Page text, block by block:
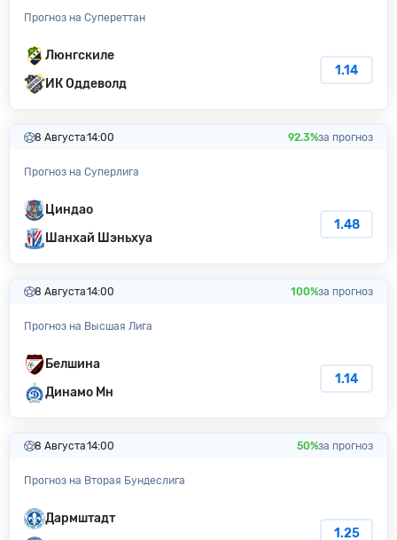
Прогноз на Супереттан
Люнгскиле
ИК Оддеволд
1.14
8 Августа14:00 92.3%за прогноз
Прогноз на Суперлига
Циндао
Шанхай Шэньхуа
1.48
8 Августа14:00 100%за прогноз
Прогноз на Высшая Лига
Белшина
Динамо Мн
1.14
8 Августа14:00 50%за прогноз
Прогноз на Вторая Бундеслига
Дармштадт
1.25